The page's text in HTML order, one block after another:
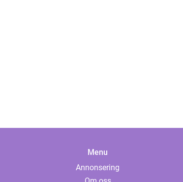
Menu
Annonsering